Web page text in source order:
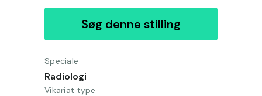
Søg denne stilling
Speciale
Radiologi
Vikariat type